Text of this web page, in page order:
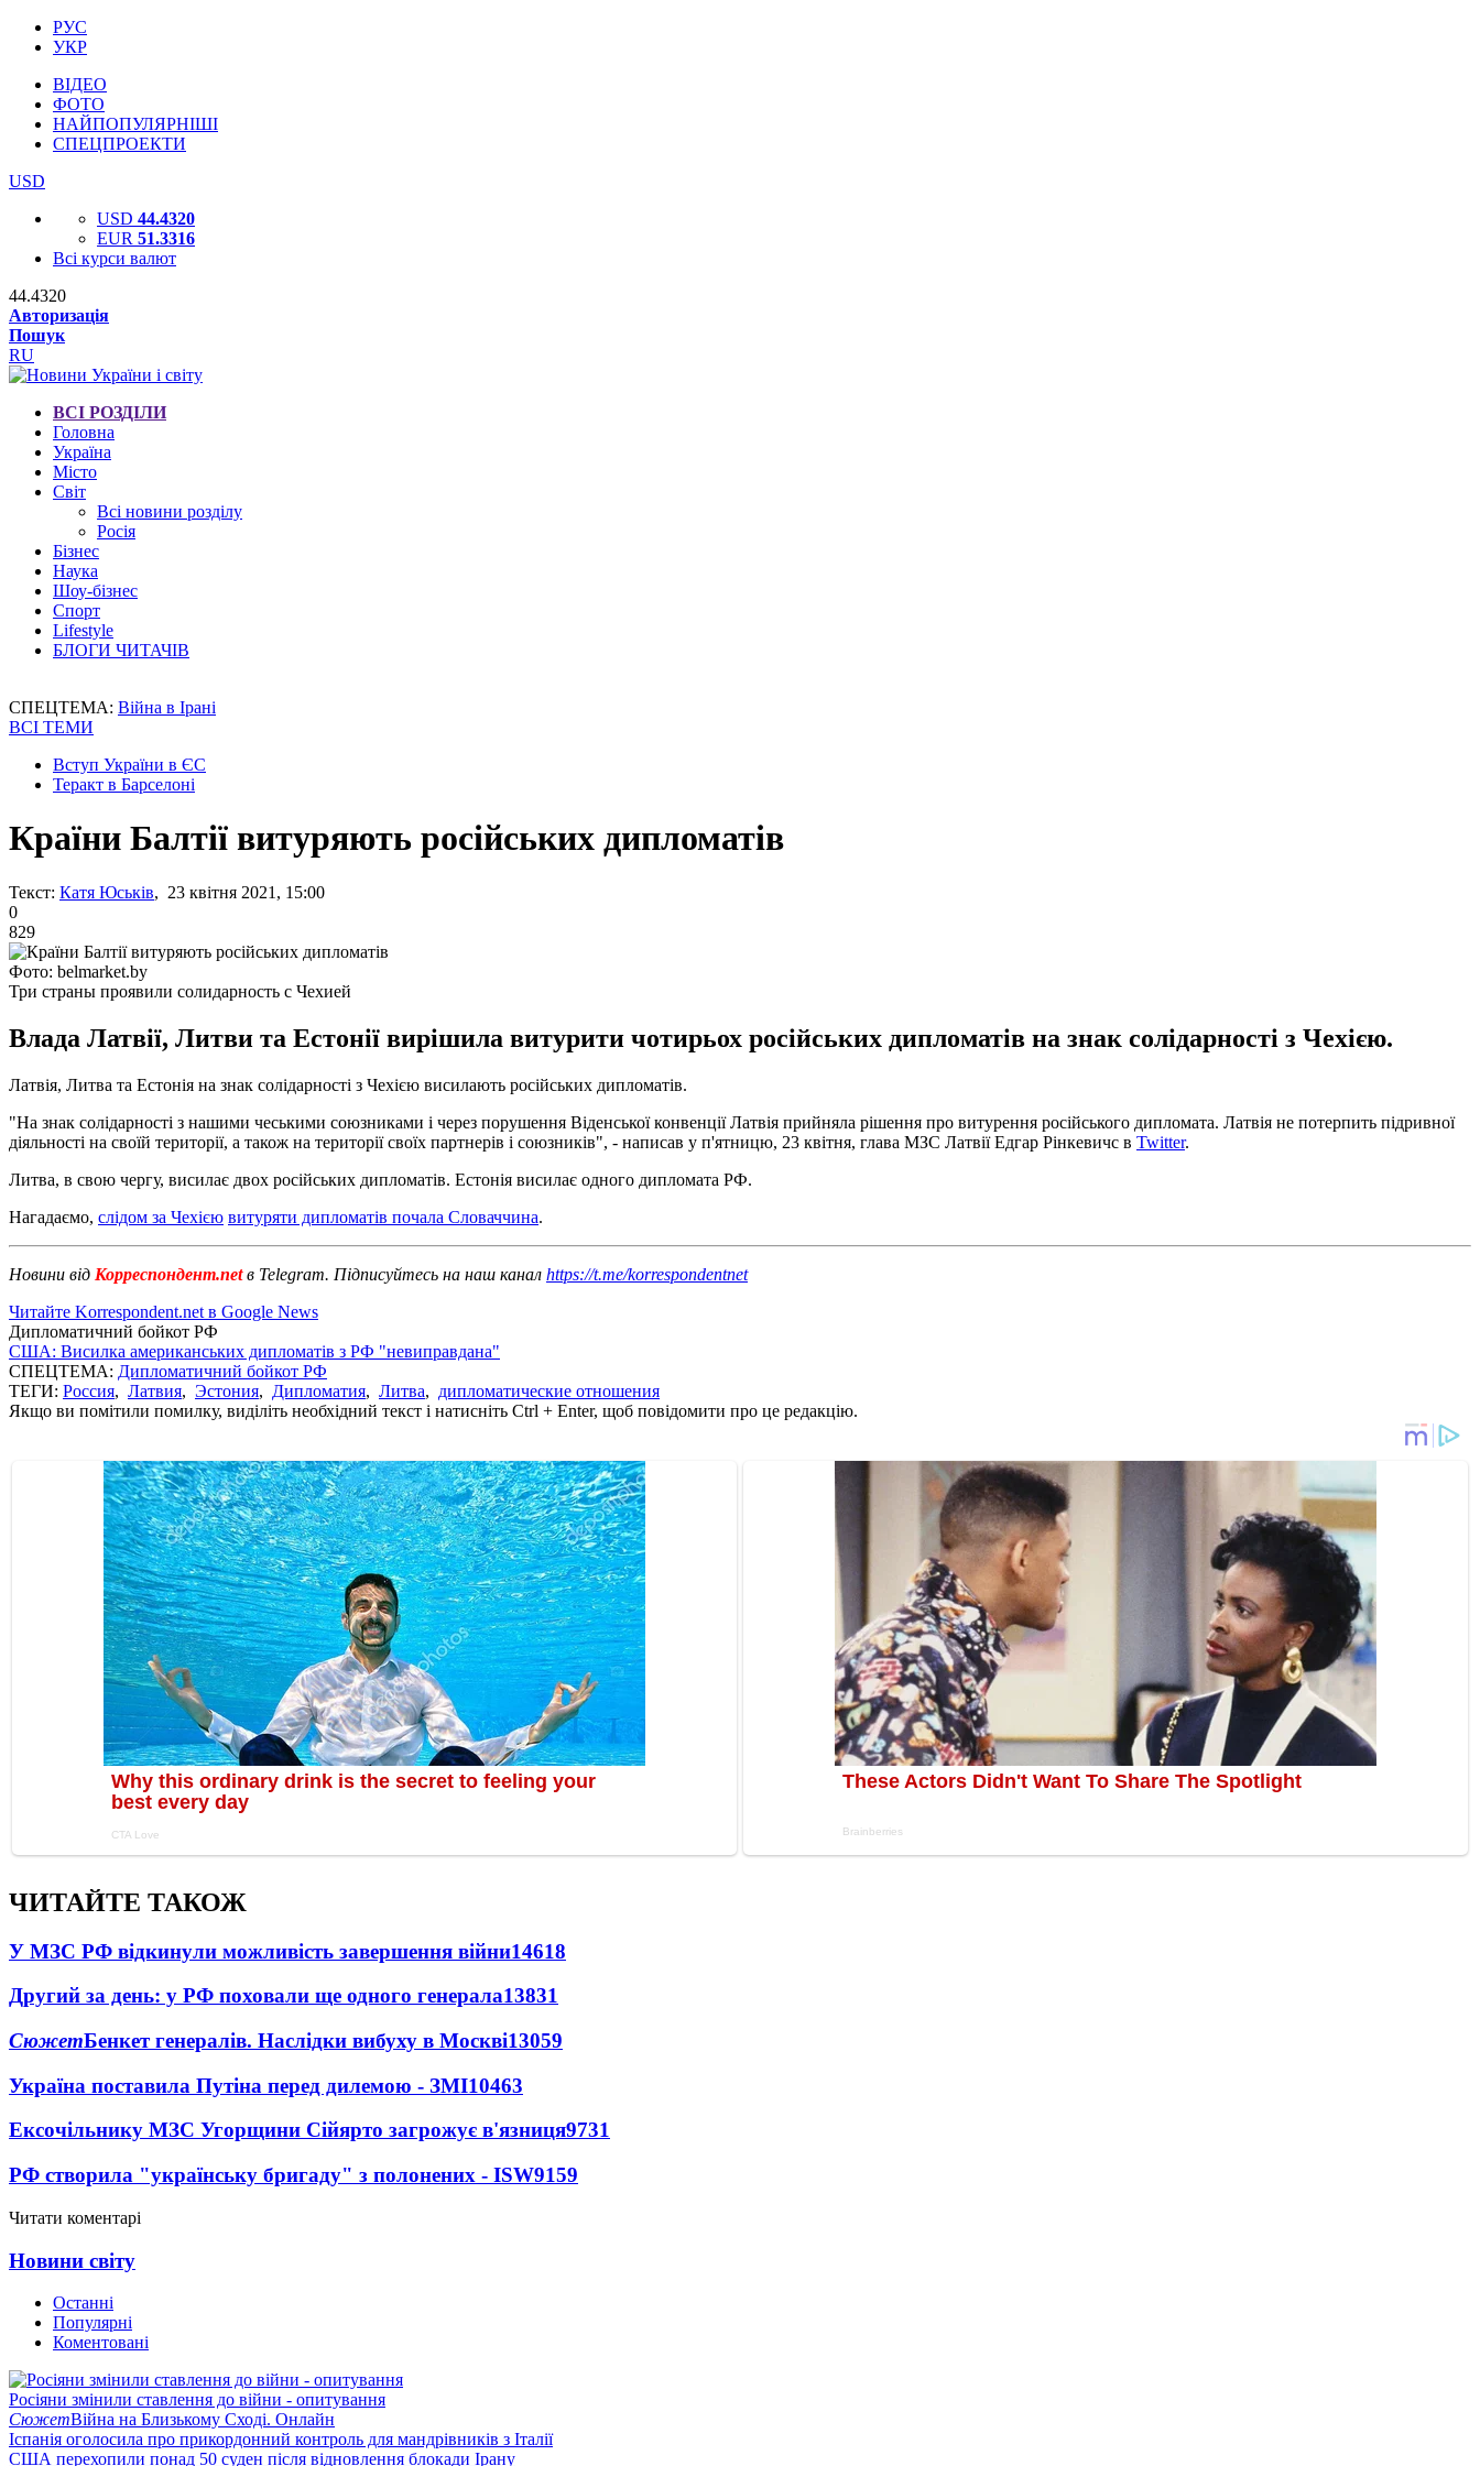
РУС
УКР
ВІДЕО
ФОТО
НАЙПОПУЛЯРНІШІ
СПЕЦПРОЕКТИ
USD
USD 44.4320
EUR 51.3316
Всі курси валют
44.4320
Авторизація
Пошук
RU
ВСІ РОЗДІЛИ
Головна
Україна
Місто
Світ
Всі новини розділу
Росія
Бізнес
Наука
Шоу-бізнес
Спорт
Lifestyle
БЛОГИ ЧИТАЧІВ
СПЕЦТЕМА: Війна в Ірані
ВСІ ТЕМИ
Вступ України в ЄС
Теракт в Барселоні
Країни Балтії витуряють російських дипломатів
Текст: Катя Юськів, 23 квітня 2021, 15:00
0
829
Фото: belmarket.by
Три страны проявили солидарность с Чехией
Влада Латвії, Литви та Естонії вирішила витурити чотирьох російських дипломатів на знак солідарності з Чехією.
Латвія, Литва та Естонія на знак солідарності з Чехією висилають російських дипломатів.
"На знак солідарності з нашими чеськими союзниками і через порушення Віденської конвенції Латвія прийняла рішення про витурення російського дипломата. Латвія не потерпить підривної
діяльності на своїй території, а також на території своїх партнерів і союзників", - написав у п'ятницю, 23 квітня, глава МЗС Латвії Едгар Рінкевичс в Twitter.
Литва, в свою чергу, висилає двох російських дипломатів. Естонія висилає одного дипломата РФ.
Нагадаємо, слідом за Чехією витуряти дипломатів почала Словаччина.
Новини від Корреспондент.netв Telegram. Підписуйтесь на наш канал https://t.me/korrespondentnet
Читайте Korrespondent.net в Google News
Дипломатичний бойкот РФ
США: Висилка американських дипломатів з РФ "невиправдана"
СПЕЦТЕМА: Дипломатичний бойкот РФ
ТЕГИ: Россия, Латвия, Эстония, Дипломатия, Литва, дипломатические отношения
Якщо ви помітили помилку, виділіть необхідний текст і натисніть Ctrl + Enter, щоб повідомити про це редакцію.
ЧИТАЙТЕ ТАКОЖ
У МЗС РФ відкинули можливість завершення війни14618
Другий за день: у РФ поховали ще одного генерала13831
СюжетБенкет генералів. Наслідки вибуху в Москві13059
Україна поставила Путіна перед дилемою - ЗМІ10463
Ексочільнику МЗС Угорщини Сійярто загрожує в'язниця9731
РФ створила "українську бригаду" з полонених - ISW9159
Читати коментарі
Новини світу
Останні
Популярні
Коментовані
Росіяни змінили ставлення до війни - опитування
СюжетВійна на Близькому Сході. Онлайн
Іспанія оголосила про прикордонний контроль для мандрівників з Італії
США перехопили понад 50 суден після відновлення блокади Ірану